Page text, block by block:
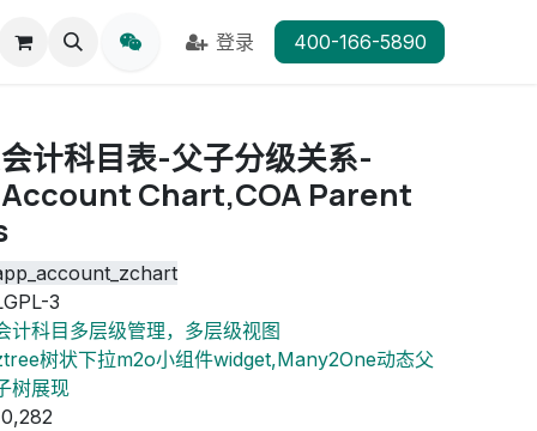
登录 400-166-5890
计科目表-父子分级关系-
Chart,COA Parent
3
计科目多层级管理，多层级视图
树状下拉m2o小组件widget,Many2One动态父
树展现